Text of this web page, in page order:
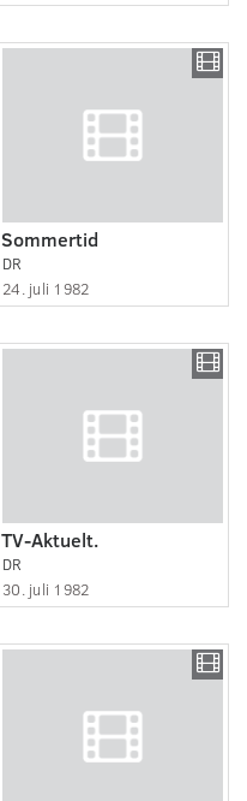
Sommertid
DR
24. juli 1982
TV-Aktuelt.
DR
30. juli 1982